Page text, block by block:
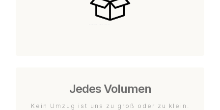
Jedes Volumen
Kein Umzug ist uns zu groß oder zu klein.